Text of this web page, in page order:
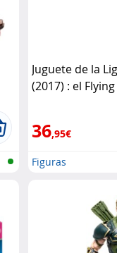
Juguete de la
(2017) : el
36,95€
Figuras